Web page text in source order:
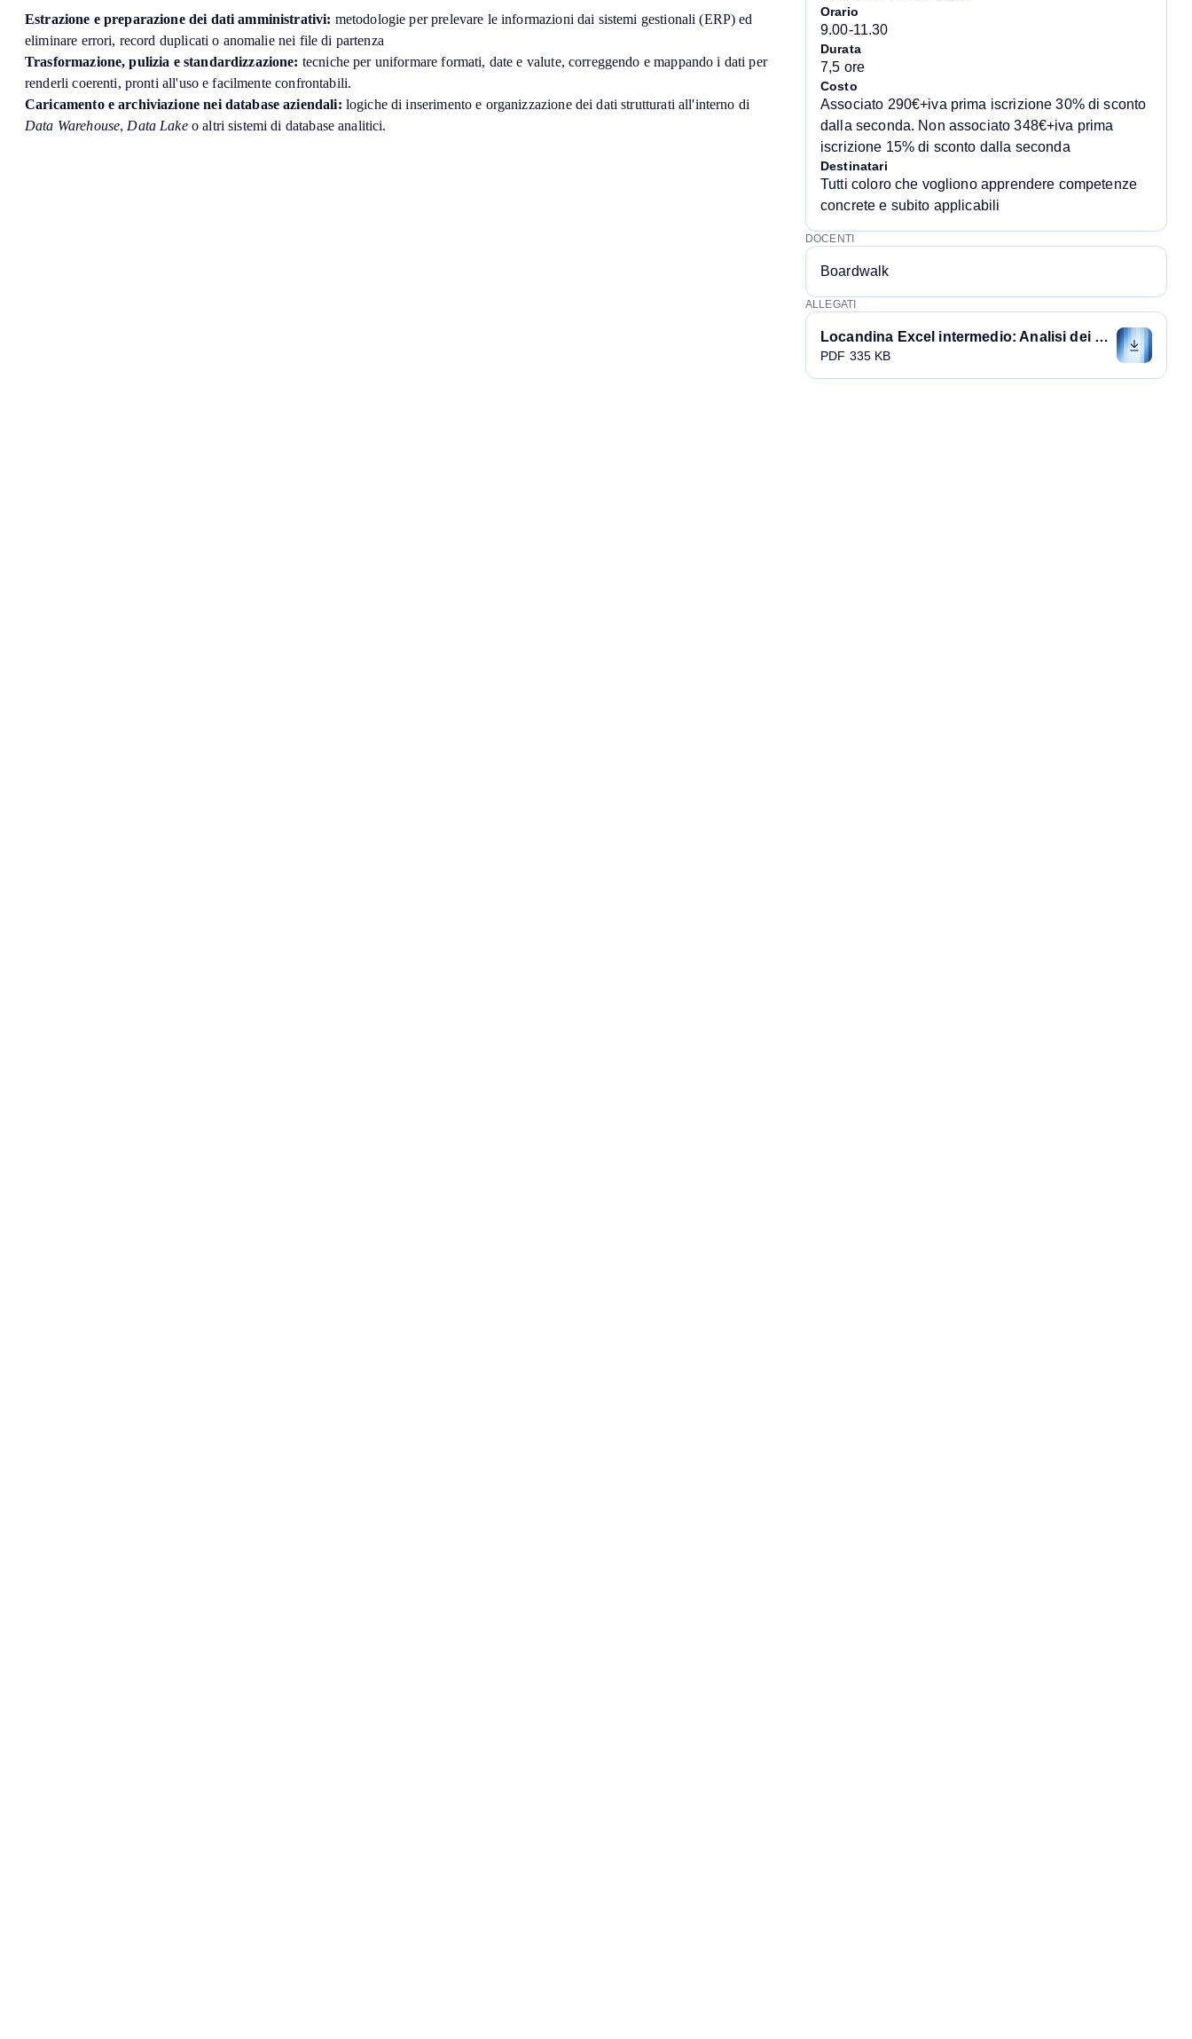
Estrazione e preparazione dei dati amministrativi: metodologie per prelevare le informazioni dai sistemi gestionali (ERP) ed
eliminare errori, record duplicati o anomalie nei file di partenza
Trasformazione, pulizia e standardizzazione: tecniche per uniformare formati, date e valute, correggendo e mappando i dati per
renderli coerenti, pronti all'uso e facilmente confrontabili.
Caricamento e archiviazione nei database aziendali: logiche di inserimento e organizzazione dei dati strutturati all'interno di
Data Warehouse, Data Lakeo altri sistemi di database analitici.
Orario
9.00-11.30
Durata
7,5 ore
Costo
Associato 290€+iva prima iscrizione 30% di sconto
dalla seconda. Non associato 348€+iva prima
iscrizione 15% di sconto dalla seconda
Destinatari
Tutti coloro che vogliono apprendere competenze
concrete e subito applicabili
DOCENTI
Boardwalk
ALLEGATI
Locandina Excel intermedio: Analisi dei dati, business intelligence e reporting per l'AMMINISTRAZIONE
PDF 335 KB